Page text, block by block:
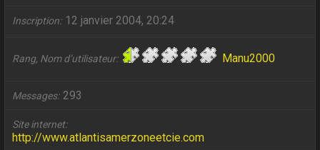
Inscription 12 janvier 2004, 20:24
Rang, Nom d’utilisateur Manu2000
Messages 293
Site internet
http://www.atlantisamerzoneetcie.com